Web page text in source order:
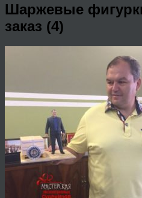
Шаржевые
заказ (4)